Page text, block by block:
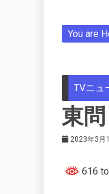
You are
TVニュ
東問
2023年3月
616